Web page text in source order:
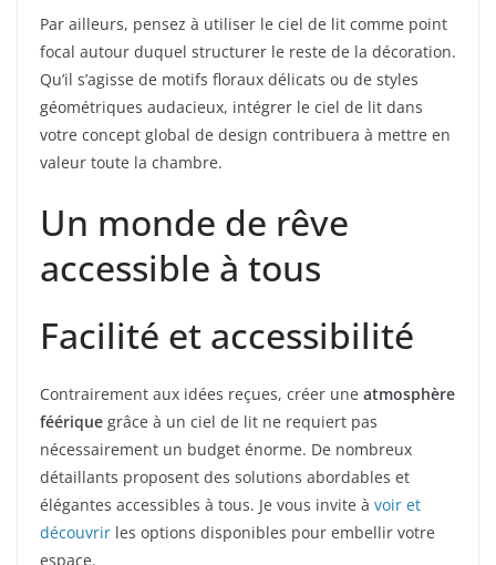
Par ailleurs, pensez à utiliser le ciel de lit comme point
focal autour duquel structurer le reste de la décoration.
Qu’il s’agisse de motifs floraux délicats ou de styles
géométriques audacieux, intégrer le ciel de lit dans
votre concept global de design contribuera à mettre en
valeur toute la chambre.
Un monde de rêve
accessible à tous
Facilité et accessibilité
Contrairement aux idées reçues, créer une atmosphère
féérique grâce à un ciel de lit ne requiert pas
nécessairement un budget énorme. De nombreux
détaillants proposent des solutions abordables et
élégantes accessibles à tous. Je vous invite à voir et
découvrir les options disponibles pour embellir votre
espace.